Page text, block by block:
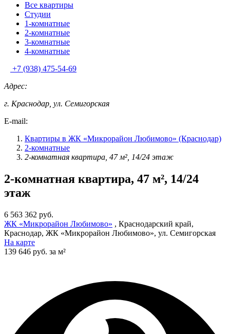
Все квартиры
Студии
1-комнатные
2-комнатные
3-комнатные
4-комнатные
+7 (938) 475-54-69
Адрес:
г. Краснодар, ул. Семигорская
E-mail:
Квартиры в ЖК «Микрорайон Любимово» (Краснодар)
2-комнатные
2-комнатная квартира, 47 м², 14/24 этаж
2-комнатная квартира, 47 м², 14/24
этаж
6 563 362 руб.
ЖК «Микрорайон Любимово» , Краснодарский край,
Краснодар, ЖК «Микрорайон Любимово», ул. Семигорская
На карте
139 646 руб. за м²